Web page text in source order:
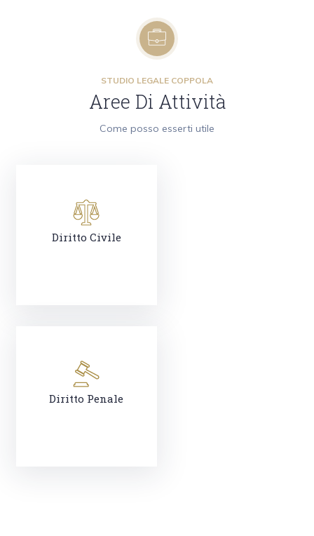
STUDIO LEGALE COPPOLA
Aree Di Attività
Come posso esserti utile
Diritto Civile
Diritto Penale